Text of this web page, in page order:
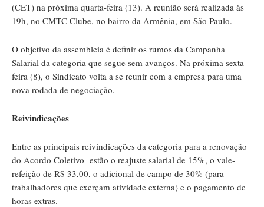
(CET) na próxima quarta-feira (13). A reunião será realizada às
19h, no CMTC Clube, no bairro da Armênia, em São Paulo.
O objetivo da assembleia é definir os rumos da Campanha
Salarial da categoria que segue sem avanços. Na próxima sexta-
feira (8), o Sindicato volta a se reunir com a empresa para uma
nova rodada de negociação.
Reivindicações
Entre as principais reivindicações da categoria para a renovação
do Acordo Coletivo estão o reajuste salarial de 15%, o vale-
refeição de R$ 33,00, o adicional de campo de 30% (para
trabalhadores que exerçam atividade externa) e o pagamento de
horas extras.